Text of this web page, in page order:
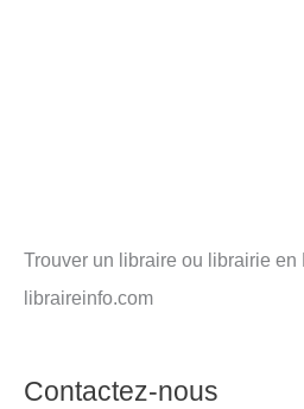
Trouver un libraire ou librairie en
libraireinfo.com
Contactez-nous